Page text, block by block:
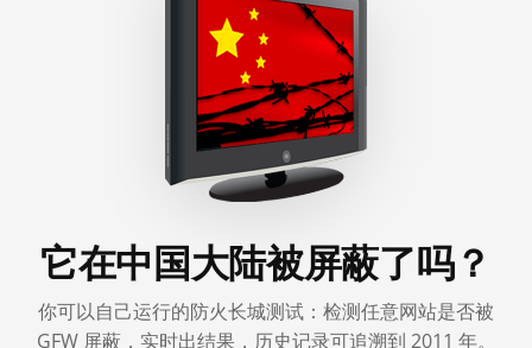
它在中国大陆被屏蔽了吗？
你可以自己运行的防火长城测试：检测任意网站是否被
GFW 屏蔽，实时出结果，历史记录可追溯到 2011 年。